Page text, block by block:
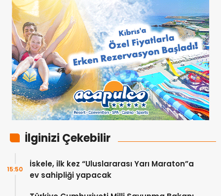
İlginizi Çekebilir
İskele, ilk kez “Uluslararası Yarı Maraton”a
ev sahipliği yapacak
15:50